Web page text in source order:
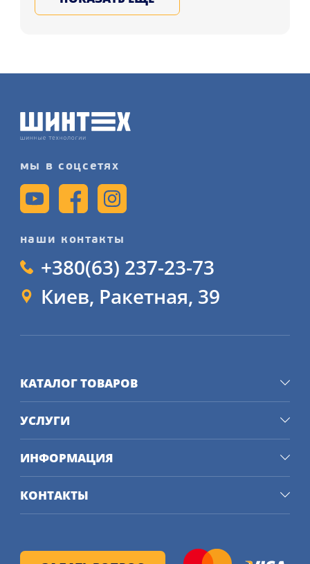
покупателям городов: Харьков,
заказывайте летние резину для
записывайтесь на услугу замену шин
детальнее на сайте.
мы в соцсетях
наши контакты
+380(63) 237-23-73
Киев, Ракетная, 39
КАТАЛОГ ТОВАРОВ
УСЛУГИ
ИНФОРМАЦИЯ
КОНТАКТЫ